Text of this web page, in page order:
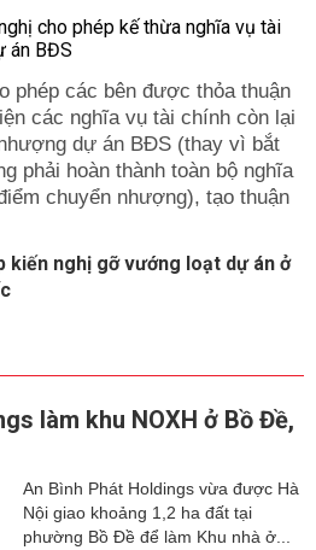
phép các bên được thỏa thuận
các nghĩa vụ tài chính còn lại
dự án BĐS (thay vì bắt
phải hoàn thành toàn bộ nghĩa
chuyển nhượng), tạo thuận
kiến nghị gỡ vướng loạt dự án ở
làm khu NOXH ở Bồ Đề,
An Bình Phát Holdings vừa được Hà
Nội giao khoảng 1,2 ha đất tại
phường Bồ Đề để làm Khu nhà ở...